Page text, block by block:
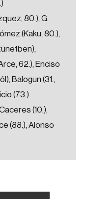
80.), G.
(Kaku, 80.),
62.), Enciso
Balogun (31.,
(73.)
(10.),
(88.), Alonso